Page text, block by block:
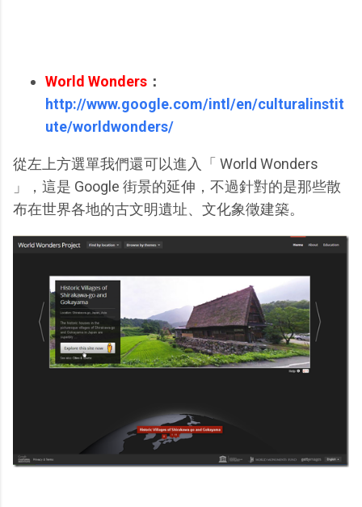
World Wonders ：
http://www.google.com/intl/en/culturalinstit
ute/worldwonders/
從左上方選單我們還可以進入「 World Wonders
」，這是 Google 街景的延伸，不過針對的是那些散
布在世界各地的古文明遺址、文化象徵建築。